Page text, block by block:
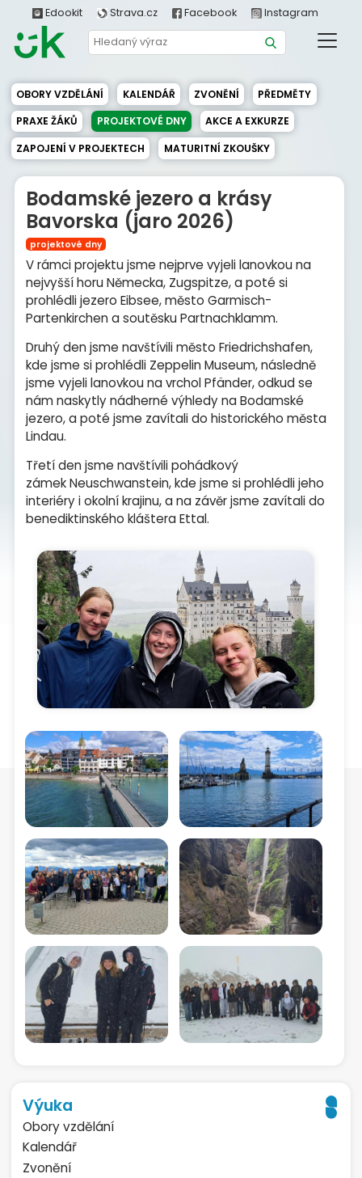
Edookit Strava.cz Facebook Instagram
OBORY VZDĚLÁNÍ KALENDÁŘ ZVONĚNÍ
PŘEDMĚTY
PRAXE ŽÁKŮ
PROJEKTOVÉ DNY
AKCE A EXKURZE
ZAPOJENÍ V PROJEKTECH
MATURITNÍ ZKOUŠKY
Bodamské jezero a krásy
Bavorska (jaro 2026)
projektové dny
V rámci projektu jsme nejprve vyjeli lanovkou na
nejvyšší horu Německa, Zugspitze, a poté si
prohlédli jezero Eibsee, město Garmisch-
Partenkirchen a soutěsku Partnachklamm.
Druhý den jsme navštívili město Friedrichshafen,
kde jsme si prohlédli Zeppelin Museum, následně
jsme vyjeli lanovkou na vrchol Pfänder, odkud se
nám naskytly nádherné výhledy na Bodamské
jezero, a poté jsme zavítali do historického města
Lindau.
Třetí den jsme navštívili pohádkový
zámek Neuschwanstein, kde jsme si prohlédli jeho
interiéry i okolní krajinu, a na závěr jsme zavítali do
benediktinského kláštera Ettal.
Výuka
Obory vzdělání
Kalendář
Zvonění